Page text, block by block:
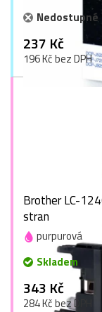
Nedostupné
237 Kč
196 Kč bez DPH
Brother LC-
stran
purpurová
Skladem
343 Kč
284 Kč bez DPH